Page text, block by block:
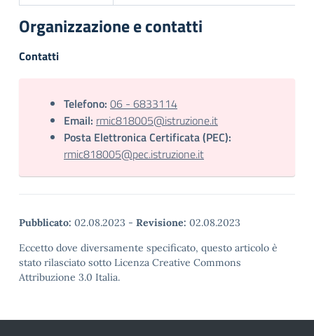
Organizzazione e contatti
Contatti
Telefono: 06 - 6833114
Email: rmic818005@istruzione.it
Posta Elettronica Certificata (PEC):
rmic818005@pec.istruzione.it
Pubblicato: 02.08.2023 - Revisione: 02.08.2023
Eccetto dove diversamente specificato, questo articolo è
stato rilasciato sotto Licenza Creative Commons
Attribuzione 3.0 Italia.